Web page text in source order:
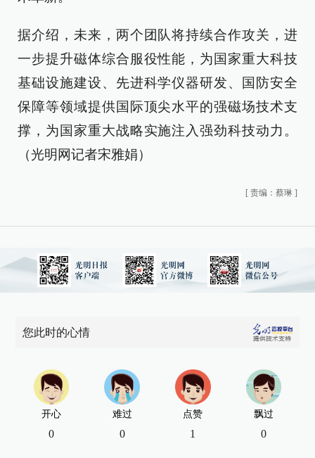
据介绍，未来，两个团队将持续合作攻关，进
一步提升磁体综合服役性能，为国家重大科技
基础设施建设、先进科学仪器研发、国防安全
保障等领域提供国际顶尖水平的强磁场技术支
撑，为国家重大战略实施注入强劲科技动力。
（光明网记者宋雅娟）
[ 责编：蔡琳 ]
您此时的心情
开心
0
难过
0
点赞
1
飘过
0